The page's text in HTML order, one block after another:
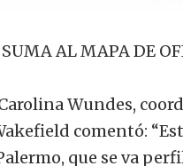
AL MAPA DE
Wundes,
comentó:
que se va